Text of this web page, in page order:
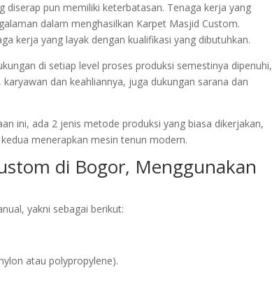
pun memiliki keterbatasan. Tenaga kerja yang
dalam menghasilkan Karpet Masjid Custom.
kerja yang layak dengan kualifikasi yang dibutuhkan.
di setiap level proses produksi semestinya dipenuhi,
dan keahliannya, juga dukungan sarana dan
ini, ada 2 jenis metode produksi yang biasa dikerjakan,
menerapkan mesin tenun modern.
di Bogor, Menggunakan
yakni sebagai berikut:
atau polypropylene).